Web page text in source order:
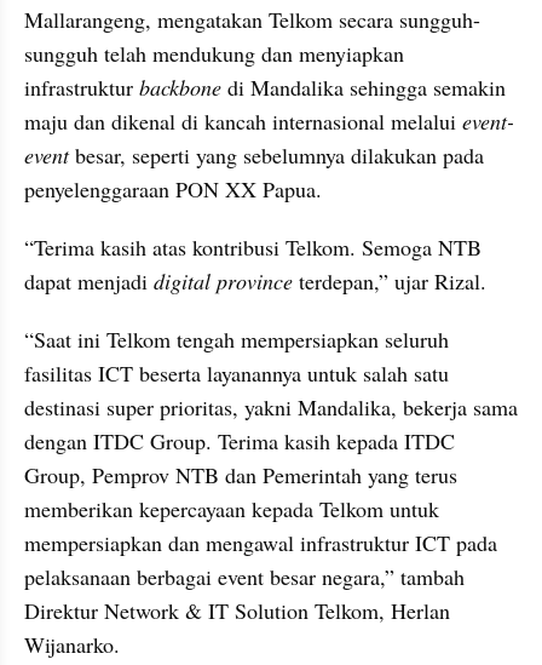
Mallarangeng, mengatakan Telkom secara sungguh-
sungguh telah mendukung dan menyiapkan
infrastruktur backbone di Mandalika sehingga semakin
maju dan dikenal di kancah internasional melalui event-
event besar, seperti yang sebelumnya dilakukan pada
penyelenggaraan PON XX Papua.
“Terima kasih atas kontribusi Telkom. Semoga NTB
dapat menjadi digital province terdepan,” ujar Rizal.
“Saat ini Telkom tengah mempersiapkan seluruh
fasilitas ICT beserta layanannya untuk salah satu
destinasi super prioritas, yakni Mandalika, bekerja sama
dengan ITDC Group. Terima kasih kepada ITDC
Group, Pemprov NTB dan Pemerintah yang terus
memberikan kepercayaan kepada Telkom untuk
mempersiapkan dan mengawal infrastruktur ICT pada
pelaksanaan berbagai event besar negara,” tambah
Direktur Network & IT Solution Telkom, Herlan
Wijanarko.